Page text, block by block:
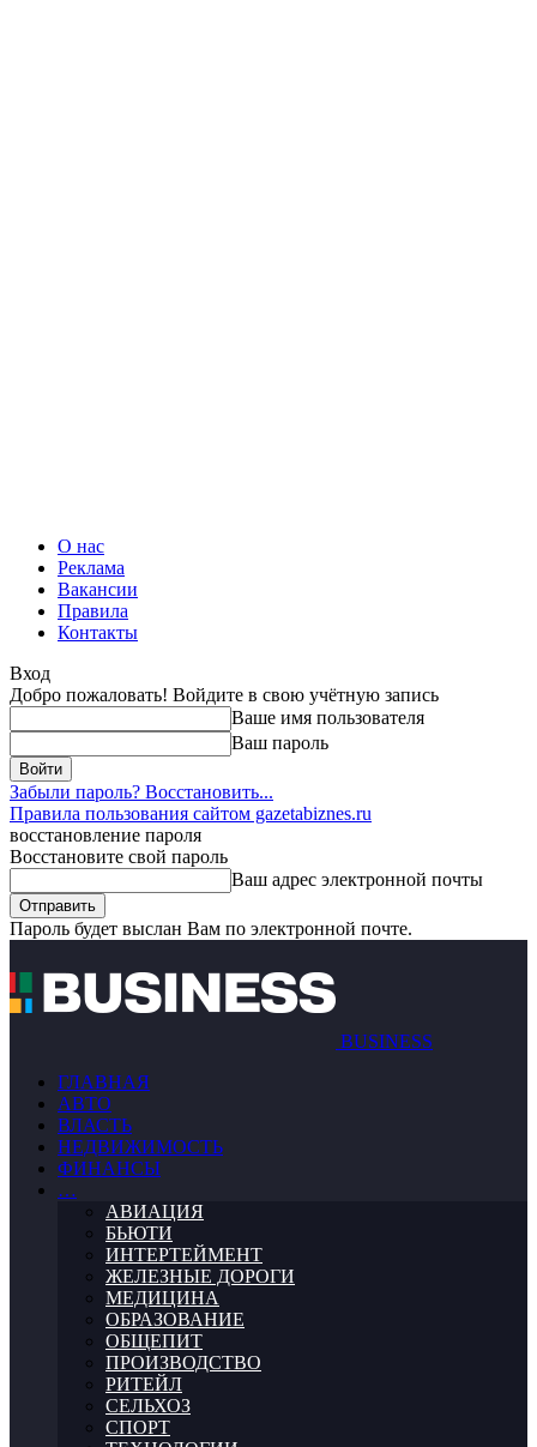
О нас
Реклама
Вакансии
Правила
Контакты
Вход
Добро пожаловать! Войдите в свою учётную запись
Ваше имя пользователя
Ваш пароль
Забыли пароль? Восстановить...
Правила пользования сайтом gazetabiznes.ru
восстановление пароля
Восстановите свой пароль
Ваш адрес электронной почты
Пароль будет выслан Вам по электронной почте.
BUSINESS
ГЛАВНАЯ
АВТО
ВЛАСТЬ
НЕДВИЖИМОСТЬ
ФИНАНСЫ
…
АВИАЦИЯ
БЬЮТИ
ИНТЕРТЕЙМЕНТ
ЖЕЛЕЗНЫЕ ДОРОГИ
МЕДИЦИНА
ОБРАЗОВАНИЕ
ОБЩЕПИТ
ПРОИЗВОДСТВО
РИТЕЙЛ
СЕЛЬХОЗ
СПОРТ